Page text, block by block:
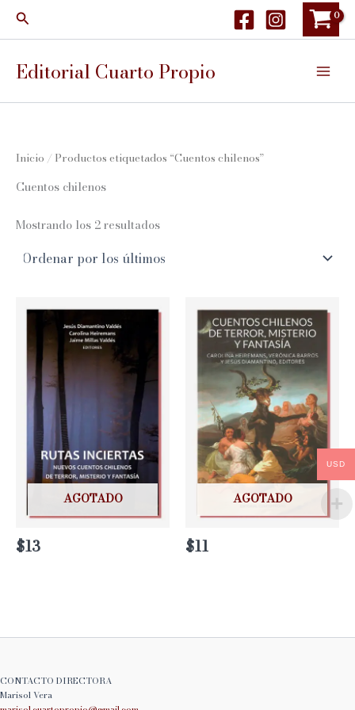
Buscar
Editorial Cuarto Propio
Inicio / Productos etiquetados “Cuentos chilenos”
Cuentos chilenos
Mostrando los 2 resultadosOrdenado
últimos
AGOTADO
$13
AGOTADO
$11
CONTACTO DIRECTORA
Marisol Vera
USD